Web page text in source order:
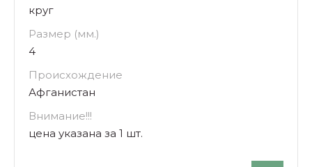
круг
Размер (мм.)
4
Происхождение
Афганистан
Внимание!!!
цена указана за 1 шт.